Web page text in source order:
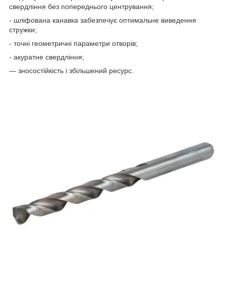
свердління без попереднього центрування;
- шліфована канавка забезпечує оптимальне виведення
стружки;
- точні геометричні параметри отворів;
- акуратне свердління;
— зносостійкість і збільшений ресурс.